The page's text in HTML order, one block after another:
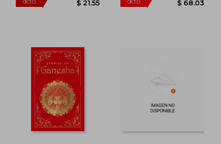
45%
dcto.
40%
dcto.